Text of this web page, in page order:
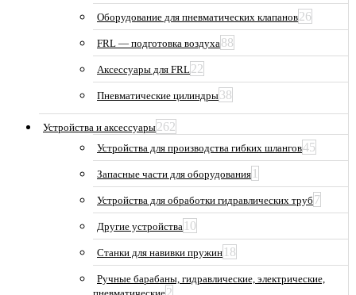
Оборудование для пневматических клапанов26
FRL — подготовка воздуха88
Аксессуары для FRL22
Пневматические цилиндры38
Устройства и аксессуары262
Устройства для производства гибких шлангов45
Запасные части для оборудования 1
Устройства для обработки гидравлических труб 7
Другие устройства 10
Станки для навивки пружин 18
Ручные барабаны, гидравлические, электрические,